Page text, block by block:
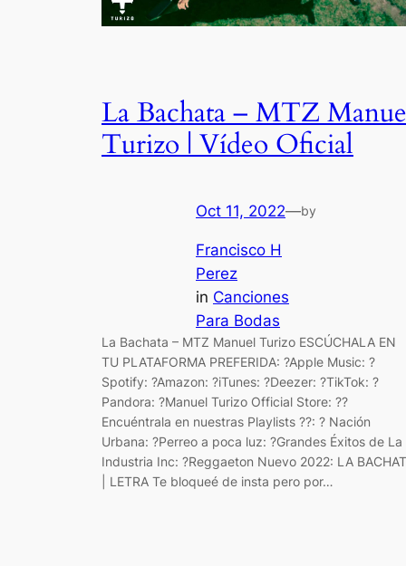
La Bachata – MTZ
Turizo | Vídeo Oficial
Oct 11, 2022—by
Francisco H
Perez
in Canciones
Para Bodas
La Bachata – MTZ Manuel Turizo ESCÚCHALA EN
TU PLATAFORMA PREFERIDA: ?Apple Music: ?
Spotify: ?Amazon: ?iTunes: ?Deezer: ?TikTok: ?
Pandora: ?Manuel Turizo Official Store: ??
Encuéntrala en nuestras Playlists ??: ? Nación
Urbana: ?Perreo a poca luz: ?Grandes Éxitos de La
Industria Inc: ?Reggaeton Nuevo 2022: LA
| LETRA Te bloqueé de insta pero por…